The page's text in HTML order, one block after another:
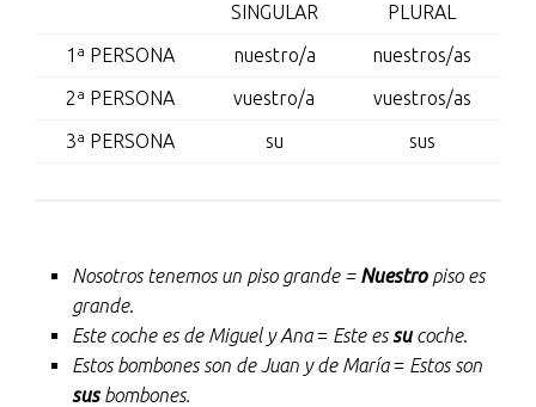
SINGULAR
PLURAL
1ª PERSONA
nuestro/a
nuestros/as
2ª PERSONA
vuestro/a
vuestros/as
3ª PERSONA
su sus
Nosotros tenemos un piso grande = Nuestropiso es
grande.
Este coche es de Miguel y Ana= Este essucoche.
Estos bombones son de Juan y de María= Estos son
susbombones.